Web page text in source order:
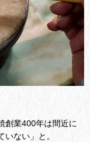
創業400年は間近に
ない」と。